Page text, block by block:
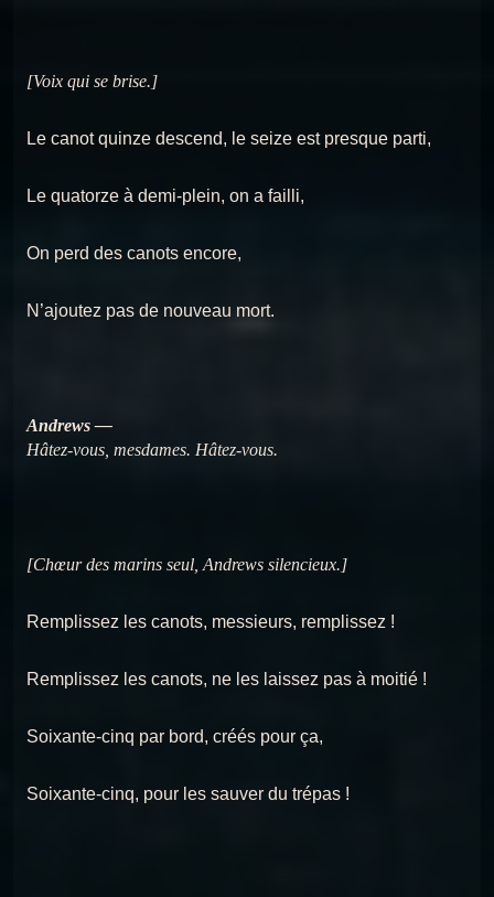
[Voix qui se brise.]
Le canot quinze descend, le seize est presque parti,
Le quatorze à demi-plein, on a failli,
On perd des canots encore,
N’ajoutez pas de nouveau mort.
Andrews —
Hâtez-vous, mesdames. Hâtez-vous.
[Chœur des marins seul, Andrews silencieux.]
Remplissez les canots, messieurs, remplissez !
Remplissez les canots, ne les laissez pas à moitié !
Soixante-cinq par bord, créés pour ça,
Soixante-cinq, pour les sauver du trépas !